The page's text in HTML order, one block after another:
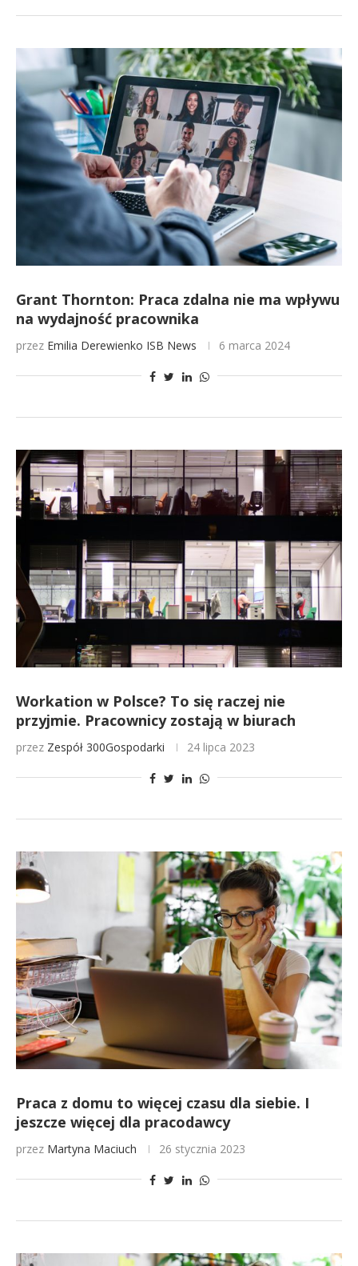
Grant Thornton: Praca zdalna nie ma wpływu
na wydajność pracownika
przez Emilia Derewienko ISB News 6 marca 2024
Workation w Polsce? To się raczej nie
przyjmie. Pracownicy zostają w biurach
przez Zespół 300Gospodarki 24 lipca 2023
Praca z domu to więcej czasu dla siebie. I
jeszcze więcej dla pracodawcy
przez Martyna Maciuch 26 stycznia 2023